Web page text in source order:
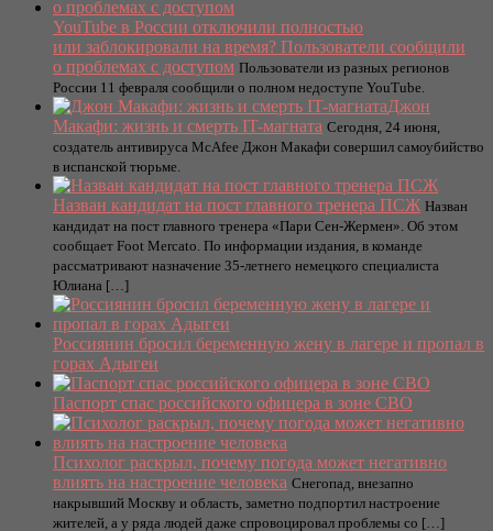
YouTube в России отключили полностью
или заблокировали на время? Пользователи сообщили
о проблемах с доступом Пользователи из разных регионов
России 11 февраля сообщили о полном недоступе YouTube.
Джон
Макафи: жизнь и смерть IT-магната Сегодня, 24 июня,
создатель антивируса McAfee Джон Макафи совершил самоубийство
в испанской тюрьме.
Назван кандидат на пост главного тренера ПСЖ Назван
кандидат на пост главного тренера «Пари Сен-Жермен». Об этом
сообщает Foot Mercato. По информации издания, в команде
рассматривают назначение 35-летнего немецкого специалиста
Юлиана […]
Россиянин бросил беременную жену в лагере и пропал в
горах Адыгеи
Паспорт спас российского офицера в зоне СВО
Психолог раскрыл, почему погода может негативно
влиять на настроение человека Снегопад, внезапно
накрывший Москву и область, заметно подпортил настроение
жителей, а у ряда людей даже спровоцировал проблемы со […]